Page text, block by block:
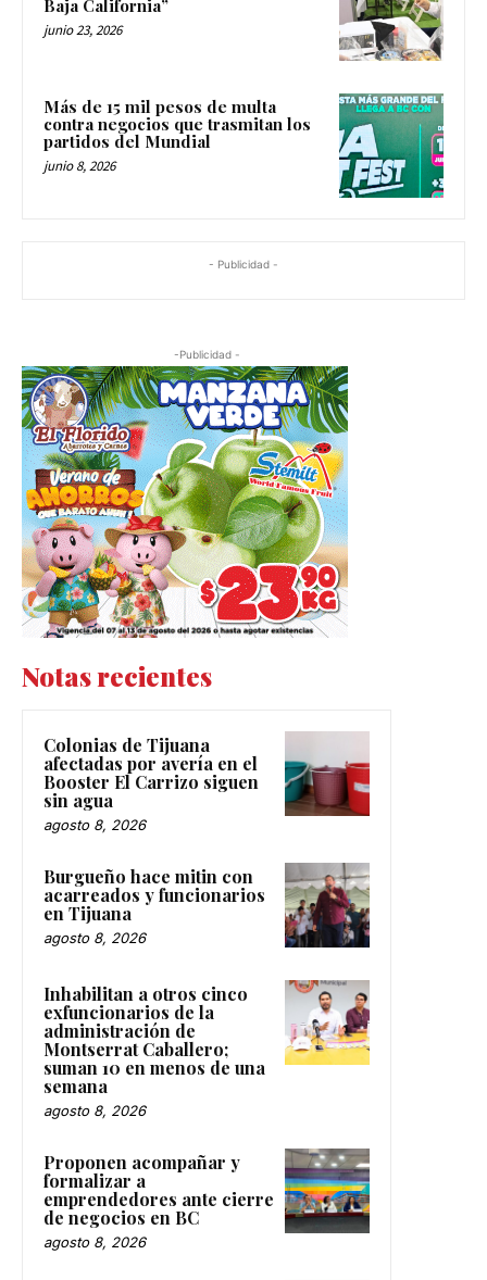
Baja California”
junio 23, 2026
Más de 15 mil pesos de multa
contra negocios que trasmitan los
partidos del Mundial
junio 8, 2026
- Publicidad -
-Publicidad -
Notas recientes
Colonias de Tijuana
afectadas por avería en el
Booster El Carrizo siguen
sin agua
agosto 8, 2026
Burgueño hace mitin con
acarreados y funcionarios
en Tijuana
agosto 8, 2026
Inhabilitan a otros cinco
exfuncionarios de la
administración de
Montserrat Caballero;
suman 10 en menos de una
semana
agosto 8, 2026
Proponen acompañar y
formalizar a
emprendedores ante cierre
de negocios en BC
agosto 8, 2026